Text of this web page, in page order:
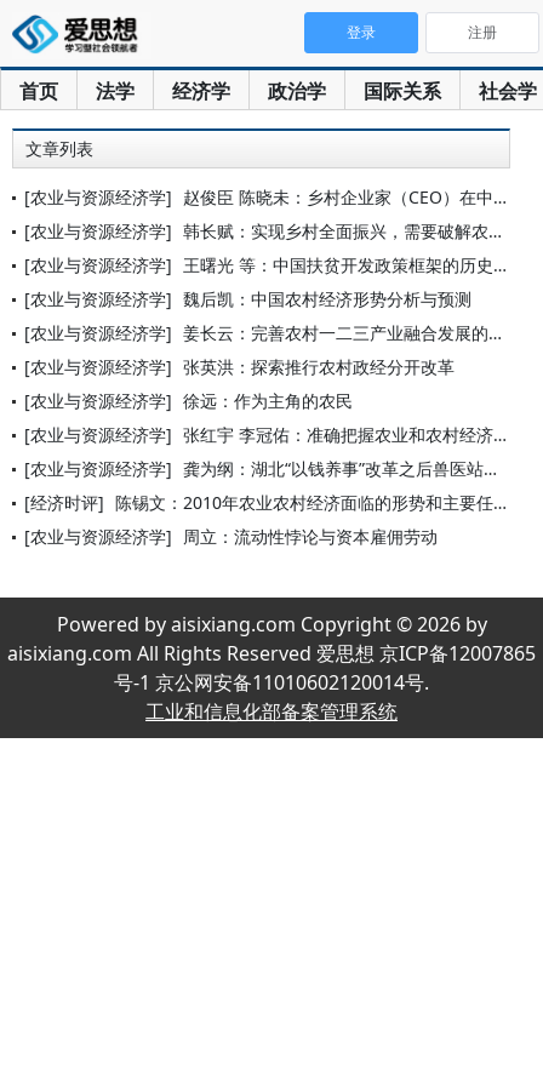
首页 法学 经济学 政治学 国际关系 社会学
登录 注册
文章列表
[农业与资源经济学] 赵俊臣 陈晓未：乡村企业家（CEO）在中国农村经济发展中的核
[农业与资源经济学] 韩长赋：实现乡村全面振兴，需要破解农村金融、人才、土地三大瓶
[农业与资源经济学] 王曙光 等：中国扶贫开发政策框架的历史演进与制度创新（194
[农业与资源经济学] 魏后凯：中国农村经济形势分析与预测
[农业与资源经济学] 姜长云：完善农村一二三产业融合发展的利益联结机制要拓宽视野
[农业与资源经济学] 张英洪：探索推行农村政经分开改革
[农业与资源经济学] 徐远：作为主角的农民
[农业与资源经济学] 张红宇 李冠佑：准确把握农业和农村经济运行新动向
[农业与资源经济学] 龚为纲：湖北“以钱养事”改革之后兽医站运作的新问题
[经济时评] 陈锡文：2010年农业农村经济面临的形势和主要任务
[农业与资源经济学] 周立：流动性悖论与资本雇佣劳动
Powered by aisixiang.com Copyright © 2026 by
aisixiang.com All Rights Reserved 爱思想 京ICP备12007865
号-1 京公网安备11010602120014号.
工业和信息化部备案管理系统